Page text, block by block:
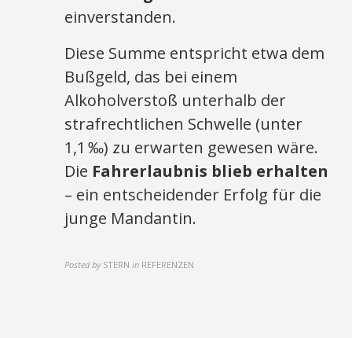
einverstanden.
Diese Summe entspricht etwa dem
Bußgeld, das bei einem
Alkoholverstoß unterhalb der
strafrechtlichen Schwelle (unter
1,1 ‰) zu erwarten gewesen wäre.
Die Fahrerlaubnis blieb erhalten
– ein entscheidender Erfolg für die
junge Mandantin.
Posted by STERN in REFERENZEN